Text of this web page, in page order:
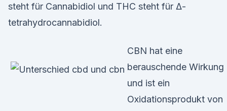
steht für Cannabidiol und THC steht für Δ-
tetrahydrocannabidiol.
CBN hat eine
berauschende Wirkung
und ist ein
Oxidationsprodukt von